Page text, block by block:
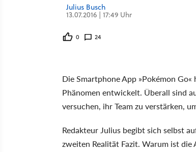
Julius Busch
13.07.2016 | 17:49 Uhr
0 24
Die Smartphone App »Pokémon
Phänomen entwickelt. Überall sind
versuchen, ihr Team zu verstärken,
Redakteur Julius begibt sich selbst
zweiten Realität Fazit. Warum ist